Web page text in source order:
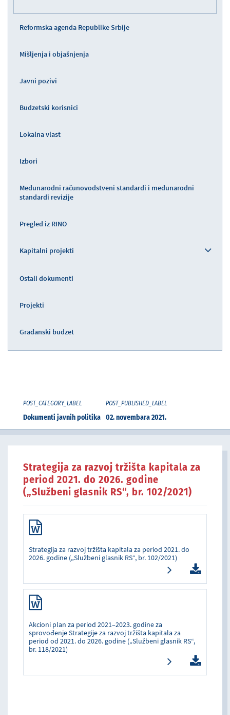
Reformska agenda Republike Srbije
Mišljenja i objašnjenja
Javni pozivi
Budzetski korisnici
Lokalna vlast
Izbori
Međunarodni računovodstveni standardi i međunarodni
standardi revizije
Pregled iz RINO
Kapitalni projekti
Ostali dokumenti
Projekti
Građanski budzet
POST_CATEGORY_LABEL
Dokumenti javnih politika
POST_PUBLISHED_LABEL
02. novembara 2021.
Strategija za razvoj tržišta kapitala za
period 2021. do 2026. godine
(„Službeni glasnik RS“, br. 102/2021)
Strategija za razvoj tržišta kapitala za period 2021. do
2026. godine („Službeni glasnik RS“, br. 102/2021)
Akcioni plan za period 2021–2023. godine za
sprovođenje Strategije za razvoj tržišta kapitala za
period od 2021. do 2026. godine („Službeni glasnik RS“,
br. 118/2021)